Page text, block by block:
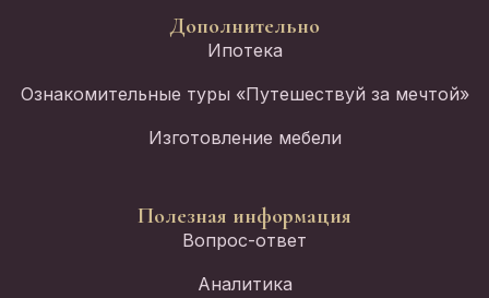
Дополнительно
Ипотека
Ознакомительные туры «Путешествуй за мечтой»
Изготовление мебели
Полезная информация
Вопрос-ответ
Аналитика